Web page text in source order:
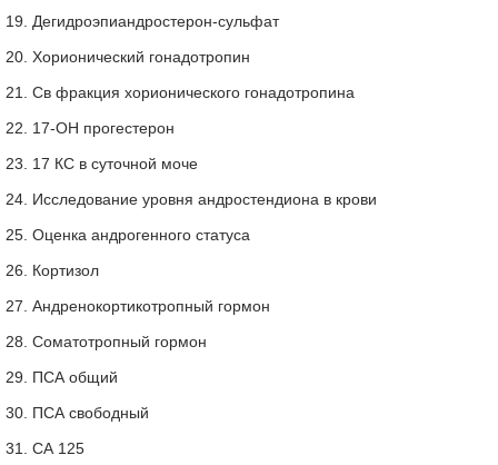
19. Дегидроэпиандростерон-сульфат
20. Хорионический гонадотропин
21. Св фракция хорионического гонадотропина
22. 17-ОН прогестерон
23. 17 КС в суточной моче
24. Исследование уровня андростендиона в крови
25. Оценка андрогенного статуса
26. Кортизол
27. Андренокортикотропный гормон
28. Соматотропный гормон
29. ПСА общий
30. ПСА свободный
31. СА 125